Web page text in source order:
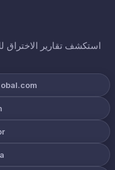
استكشف تقارير الاختراق